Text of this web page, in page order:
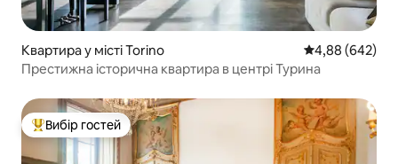
Квартира у місті Torino Середня
4,88 (642)
Престижна історична квартира в центрі Турина
Топ вибір гостей
Вибір гостей